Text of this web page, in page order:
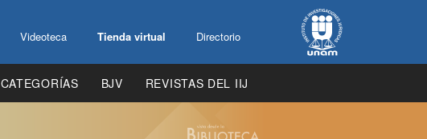
Videoteca Tienda virtual Directorio
CATEGORÍAS BJV REVISTAS DEL IIJ